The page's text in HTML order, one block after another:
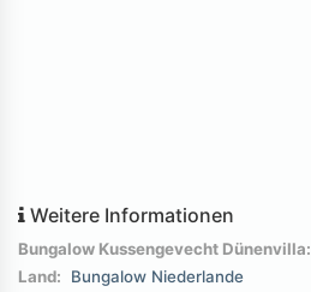
Weitere Informationen
Bungalow Kussengevecht Dünenvilla:
Land:
Bungalow Niederlande